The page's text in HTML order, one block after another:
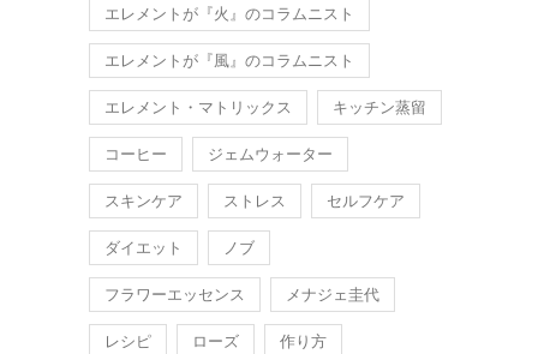
エレメントが『火』のコラムニスト
エレメントが『風』のコラムニスト
エレメント・マトリックス キッチン蒸留
コーヒー ジェムウォーター
スキンケア ストレス セルフケア
ダイエット ノブ
フラワーエッセンス メナジェ圭代
レシピ ローズ 作り方